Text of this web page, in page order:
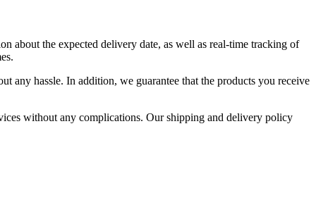
about the expected delivery date, as well as real-time tracking of
any hassle. In addition, we guarantee that the products you receive
without any complications. Our shipping and delivery policy